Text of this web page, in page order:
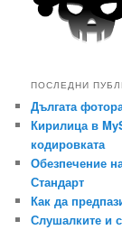
ПОСЛЕДНИ
Дългата
Кирилица в
кодировката
Обезпечение
Стандарт
Как да
Слушалките и